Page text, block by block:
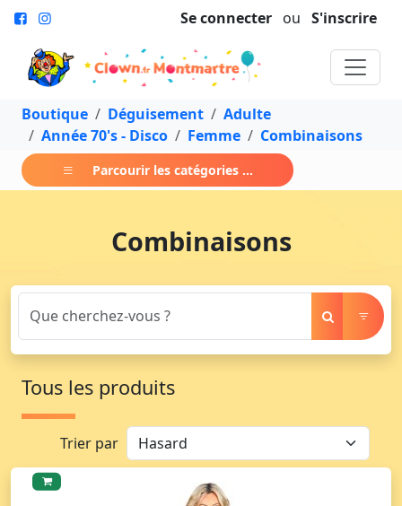
Se connecter ou S'inscrire
Boutique Déguisement
Adulte
Année 70's - Disco
Femme Combinaisons
Parcourir les catégories ...
Combinaisons
Tous les produits
Trier par